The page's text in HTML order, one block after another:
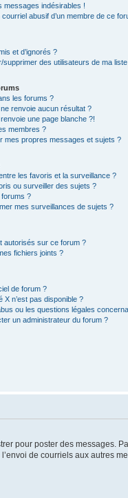
messages indésirables !
abusif d’un membre de ce
et d’ignorés ?
des utilisateurs de ma liste
les forums ?
renvoie aucun résultat ?
une page blanche ?!
membres ?
mes propres messages et sujets ?
les favoris et la surveillance ?
ou surveiller des sujets ?
?
mes surveillances de sujets ?
autorisés sur ce forum ?
fichiers joints ?
de forum ?
X n’est pas disponible ?
ou les questions légales
un administrateur du forum ?
pour poster des messages.
de courriels aux autres